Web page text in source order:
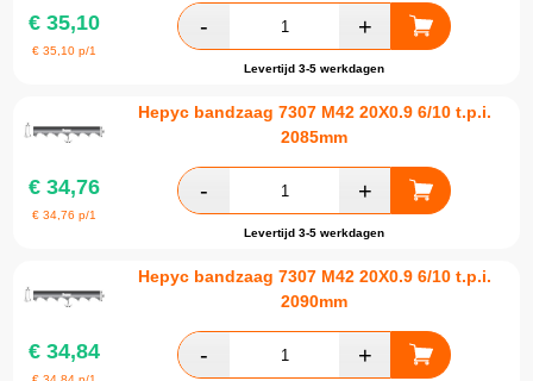
€ 35,10
€35,10 p/1
Levertijd 3-5 werkdagen
Hepyc bandzaag 7307 M42 20X0.9 6/10 t.p.i.
2085mm
€ 34,76
€34,76 p/1
Levertijd 3-5 werkdagen
Hepyc bandzaag 7307 M42 20X0.9 6/10 t.p.i.
2090mm
€ 34,84